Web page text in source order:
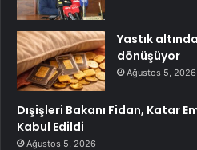
Yastık
dönüşüyor
Ağustos 5, 2026
Dışişleri Bakanı Fidan, Katar
Kabul Edildi
Ağustos 5, 2026